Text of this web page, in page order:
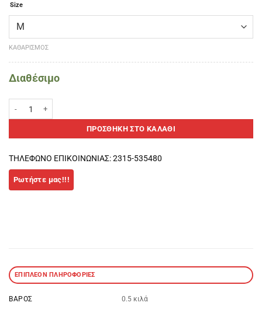
Size
ΚΑΘΑΡΙΣΜΌΣ
Διαθέσιμο
ΠΡΟΣΘΉΚΗ ΣΤΟ ΚΑΛΆΘΙ
ΤΗΛΕΦΩΝΟ ΕΠΙΚΟΙΝΩΝΙΑΣ: 2315-535480
ΕΠΙΠΛΈΟΝ ΠΛΗΡΟΦΟΡΊΕΣ
ΒΆΡΟΣ 0.5 κιλά